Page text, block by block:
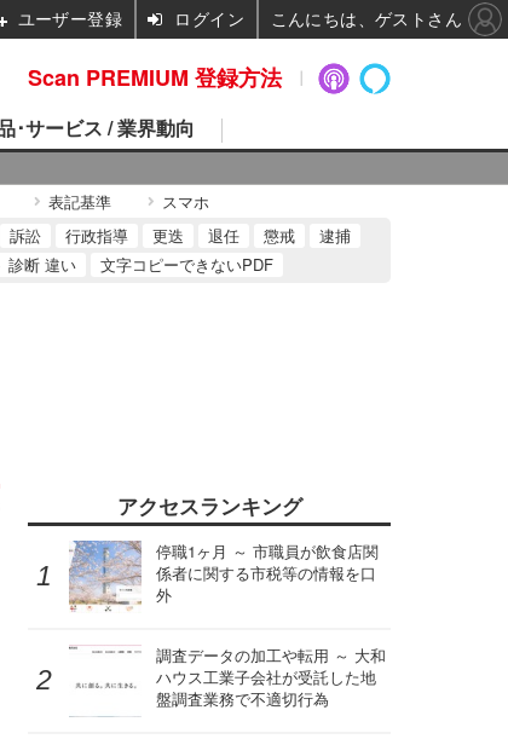
･サービス / 業界動向
表記基準 スマホ
訴訟 行政指導 更迭 退任 懲戒
逮捕
診断 違い 文字コピーできないPDF
アクセスランキング
停職1ヶ月 ～ 市職員が飲食店関
係者に関する市税等の情報を口
外
調査データの加工や転用 ～ 大和
ハウス工業子会社が受託した地
盤調査業務で不適切行為
Scan PREMIUM 登録方法
ユーザー登録 ログイン こんにちは、ゲストさん